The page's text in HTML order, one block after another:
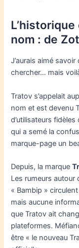
nom : de
J’aurais aimé
chercher… mais
Tratov s’appelait
nom et est devenu
d’utilisateurs
qui a semé la
marque-page un
Depuis, la marque
Les rumeurs autour
« Bambip »
mais aucune
que Tratov ait
plateformes.
être « le nouveau